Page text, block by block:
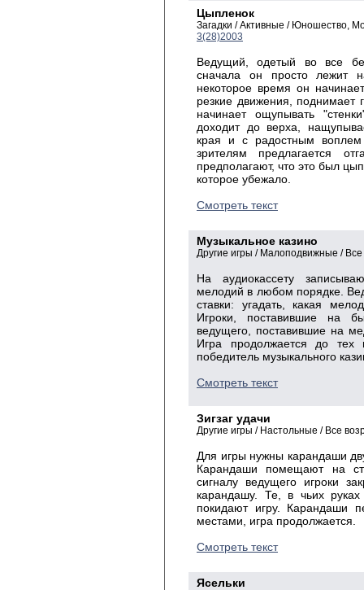
Цыпленок
Загадки / Активные / Юношество,
3(28)2003
Ведущий, одетый во все
сначала он просто лежит
некоторое время он
резкие движения, поднимает
начинает ощупывать
доходит до верха,
края и с радостным воплем
зрителям предлагается
предполагают, что это был
которое убежало.
Смотреть текст
Музыкальное казино
Другие игры / Малоподвижные /
На аудиокассету
мелодий в любом порядке.
ставки: угадать, какая
Игроки, поставившие на
ведущего, поставившие на
Игра продолжается до
победитель музыкального
Смотреть текст
Зигзаг удачи
Другие игры / Настольные / Все
Для игры нужны карандаши
Карандаши помещают на
сигналу ведущего игроки
карандашу. Те, в чьих руках
покидают игру. Карандаши
местами, игра продолжается.
Смотреть текст
Ясельки